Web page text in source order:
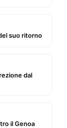
suo ritorno
dal
il Genoa